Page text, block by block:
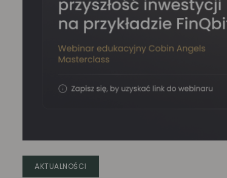
AKTUALNOŚCI